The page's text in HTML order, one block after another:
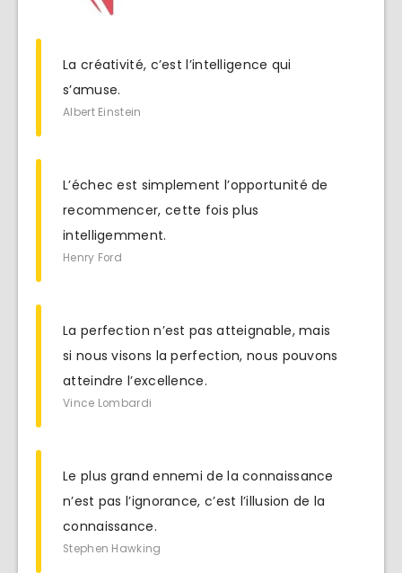
La créativité, c’est l’intelligence qui
s’amuse.
Albert Einstein
L’échec est simplement l’opportunité de
recommencer, cette fois plus
intelligemment.
Henry Ford
La perfection n’est pas atteignable, mais
si nous visons la perfection, nous pouvons
atteindre l’excellence.
Vince Lombardi
Le plus grand ennemi de la connaissance
n’est pas l’ignorance, c’est l’illusion de la
connaissance.
Stephen Hawking